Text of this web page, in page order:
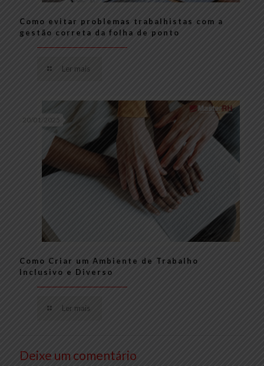
Como evitar problemas trabalhistas com a
gestão correta da folha de ponto
Ler mais
20/01/2025
Como Criar um Ambiente de Trabalho
Inclusivo e Diverso
Ler mais
Deixe um comentário